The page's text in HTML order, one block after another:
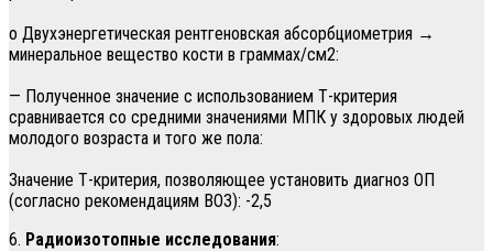
о Двухэнергетическая рентгеновская абсорбциометрия →
минеральное вещество кости в граммах/см2:
— Полученное значение с использованием Т-критерия
сравнивается со средними значениями МПК у здоровых людей
молодого возраста и того же пола:
Значение Т-критерия, позволяющее установить диагноз ОП
(согласно рекомендациям ВОЗ): -2,5
6. Радиоизотопные исследования: